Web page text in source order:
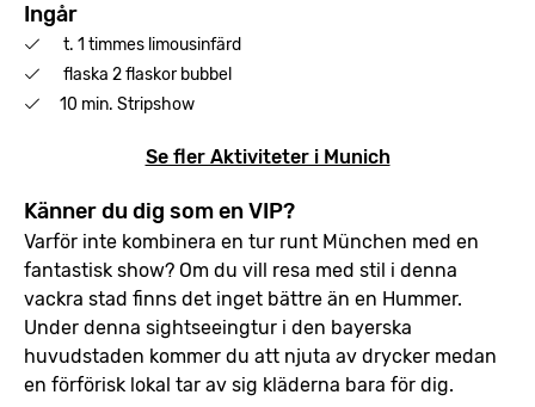
Ingår
t. 1 timmes limousinfärd
flaska 2 flaskor bubbel
10 min. Stripshow
Se fler Aktiviteter i Munich
Känner du dig som en VIP?
Varför inte kombinera en tur runt München med en
fantastisk show? Om du vill resa med stil i denna
vackra stad finns det inget bättre än en Hummer.
Under denna sightseeingtur i den bayerska
huvudstaden kommer du att njuta av drycker medan
en förförisk lokal tar av sig kläderna bara för dig.